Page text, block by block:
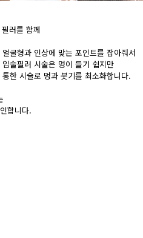
러를 함께
굴형과 인상에 맞는 포인트를 잡아줘서
술필러 시술은 멍이 들기 쉽지만
한 시술로 멍과 붓기를 최소화합니다.
합니다.